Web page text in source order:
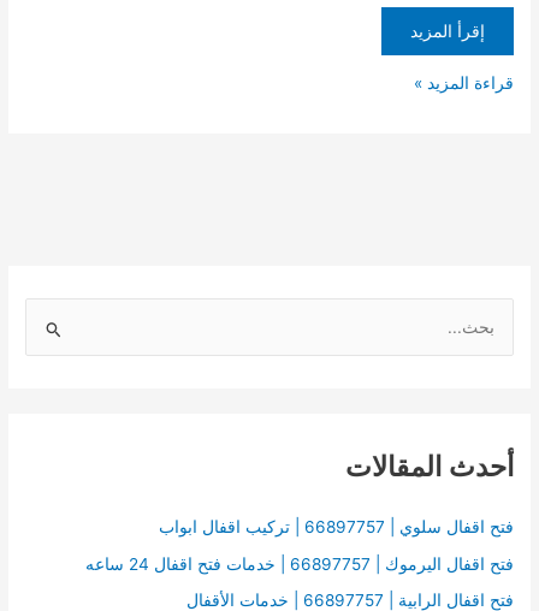
إقرأ المزيد
قراءة المزيد »
ث
ن
:
أحدث المقالات
فتح اقفال سلوي | 66897757 | تركيب اقفال ابواب
فتح اقفال اليرموك | 66897757 | خدمات فتح اقفال 24 ساعه
فتح اقفال الرابية | 66897757 | خدمات الأقفال